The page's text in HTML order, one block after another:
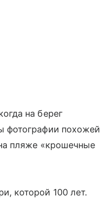
на берег
фотографии похожей
пляже «крошечные
которой 100 лет.